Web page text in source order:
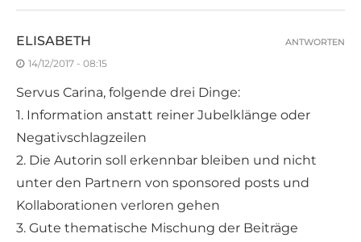
ELISABETH
14/12/2017 - 08:15
Servus Carina, folgende drei Dinge:
1. Information anstatt reiner Jubelklänge oder
Negativschlagzeilen
2. Die Autorin soll erkennbar bleiben und nicht
unter den Partnern von sponsored posts und
Kollaborationen verloren gehen
3. Gute thematische Mischung der Beiträge
ANTWORTEN